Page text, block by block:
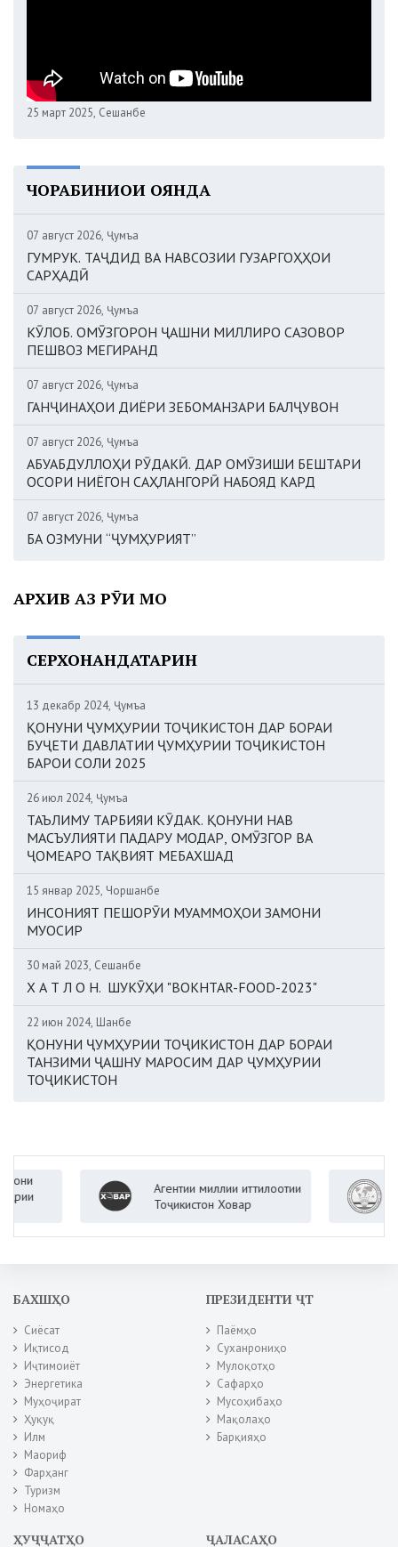
25 март 2025, Сешанбе
ЧОРАБИНИҲОИ ОЯНДА
07 август 2026, Ҷумъа
ГУМРУК. ТАҶДИД ВА НАВСОЗИИ ГУЗАРГОҲҲОИ
САРҲАДӢ
07 август 2026, Ҷумъа
КӮЛОБ. ОМӮЗГОРОН ҶАШНИ МИЛЛИРО САЗОВОР
ПЕШВОЗ МЕГИРАНД
07 август 2026, Ҷумъа
ГАНҶИНАҲОИ ДИЁРИ ЗЕБОМАНЗАРИ БАЛҶУВОН
07 август 2026, Ҷумъа
АБУАБДУЛЛОҲИ РӮДАКӢ. ДАР ОМӮЗИШИ БЕШТАРИ
ОСОРИ НИЁГОН САҲЛАНГОРӢ НАБОЯД КАРД
07 август 2026, Ҷумъа
БА ОЗМУНИ “ҶУМҲУРИЯТ”
АРХИВ АЗ РӮИ МОҲ
СЕРХОНАНДАТАРИН
13 декабр 2024, Ҷумъа
ҚОНУНИ ҶУМҲУРИИ ТОҶИКИСТОН ДАР БОРАИ
БУҶЕТИ ДАВЛАТИИ ҶУМҲУРИИ ТОҶИКИСТОН
БАРОИ СОЛИ 2025
26 июл 2024, Ҷумъа
ТАЪЛИМУ ТАРБИЯИ КӮДАК. ҚОНУНИ НАВ
МАСЪУЛИЯТИ ПАДАРУ МОДАР, ОМӮЗГОР ВА
ҶОМЕАРО ТАҚВИЯТ МЕБАХШАД
15 январ 2025, Чоршанбе
ИНСОНИЯТ ПЕШОРӮИ МУАММОҲОИ ЗАМОНИ
МУОСИР
30 май 2023, Сешанбе
Х А Т Л О Н. ШУКӮҲИ "BOKHTAR-FOOD-2023"
22 июн 2024, Шанбе
ҚОНУНИ ҶУМҲУРИИ ТОҶИКИСТОН ДАР БОРАИ
ТАНЗИМИ ҶАШНУ МАРОСИМ ДАР ҶУМҲУРИИ
ТОҶИКИСТОН
Агентии миллии иттилоотии
Тоҷикистон Ховар
БАХШҲО
Сиёсат
Иқтисод
Иҷтимоиёт
Энергетика
Муҳоҷират
Ҳуқуқ
Илм
Маориф
Фарҳанг
Туризм
Номаҳо
ПРЕЗИДЕНТИ ҶТ
Паёмҳо
Суханрониҳо
Мулоқотҳо
Сафарҳо
Мусоҳибаҳо
Мақолаҳо
Барқияҳо
ҲУҶҶАТҲО ҶАЛАСАҲО